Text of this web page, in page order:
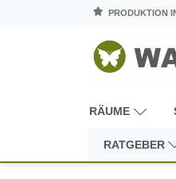
PRODUKTION
RÄUME
RATGEBER